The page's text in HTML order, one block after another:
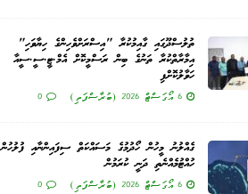
ތުލުސްދޫގައި ގާއިމުކުރާ "އިސްރަށްވެހިންގެ ހިޔާވަހި"
އިމާރާތްކުރާ ތަނުގެ ބިން ރަސްމީކޮށް އެމް.ޓީ.ސީ.ސީއާ
ހަވާލުކޮށްފި
6 އޯގަސްޓް 2026 (ބުރާސްފަތި) 0
ގެއްލުނު މީހުން ހޯދުމުގެ މަސައްކަތް ސިފައިންނާއި ފުލުހުން
ހުއްޓުމެއްނެތި ދަނީ ކުރަމުން
6 އޯގަސްޓް 2026 (ބުރާސްފަތި) 0